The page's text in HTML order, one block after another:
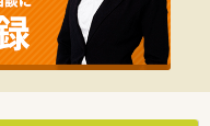
健康を支えるため、患者様
を実践できる方を歓迎しま
も相談可能ですが、まずは
を優先的に募集していま